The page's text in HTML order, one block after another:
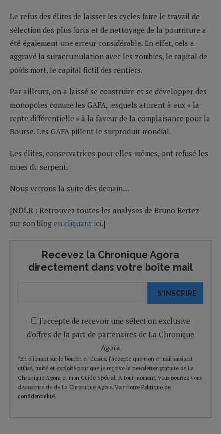
Le refus des élites de laisser les cycles faire le travail de
sélection des plus forts et de nettoyage de la pourriture a
été également une erreur considérable. En effet, cela a
aggravé la suraccumulation avec les zombies, le capital de
poids mort, le capital fictif des rentiers.
Par ailleurs, on a laissé se construire et se développer des
monopoles comme les GAFA, lesquels attirent à eux « la
rente différentielle » à la faveur de la complaisance pour la
Bourse. Les GAFA pillent le surproduit mondial.
Les élites, conservatrices pour elles-mêmes, ont refusé les
mues du serpent.
Nous verrons la suite dès demain…
[NDLR : Retrouvez toutes les analyses de Bruno Bertez
sur son blog en cliquant ici.]
Recevez la Chronique Agora
directement dans votre boîte mail
S'INSCRIRE
J'accepte de recevoir une sélection exclusive
d'offres de la part de partenaires de La Chronique
Agora
*En cliquant sur le bouton ci-dessus, j’accepte que mon e-mail saisi soit
utilisé, traité et exploité pour que je reçoive la newsletter gratuite de La
Chronique Agora et mon Guide Spécial. A tout moment, vous pourrez vous
désinscrire de de La Chronique Agora. Voir notre Politique de
confidentialité.